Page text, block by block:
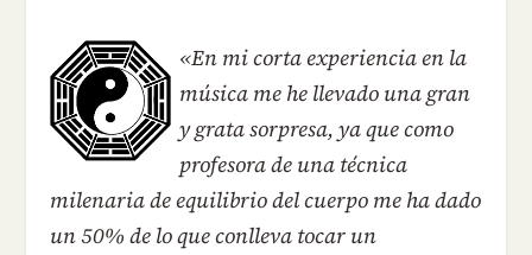
«En mi corta experiencia en la
música me he llevado una gran
y grata sorpresa, ya que como
profesora de una técnica
milenaria de equilibrio del cuerpo me ha dado
un 50% de lo que conlleva tocar un